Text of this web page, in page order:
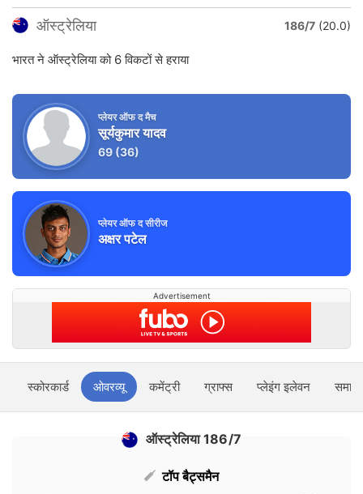
ऑस्ट्रेलिया 186/7 (20.0)
भारत ने ऑस्ट्रेलिया को 6 विकटों से हराया
प्लेयर ऑफ द मैच
सूर्यकुमार यादव
69 (36)
प्लेयर ऑफ द सीरीज
अक्षर पटेल
Advertisement
स्कोरकार्ड ओवरव्यू कमेंट्री ग्राफ्स प्लेइंग इलेवन
ऑस्ट्रेलिया 186/7
टॉप बैट्समैन